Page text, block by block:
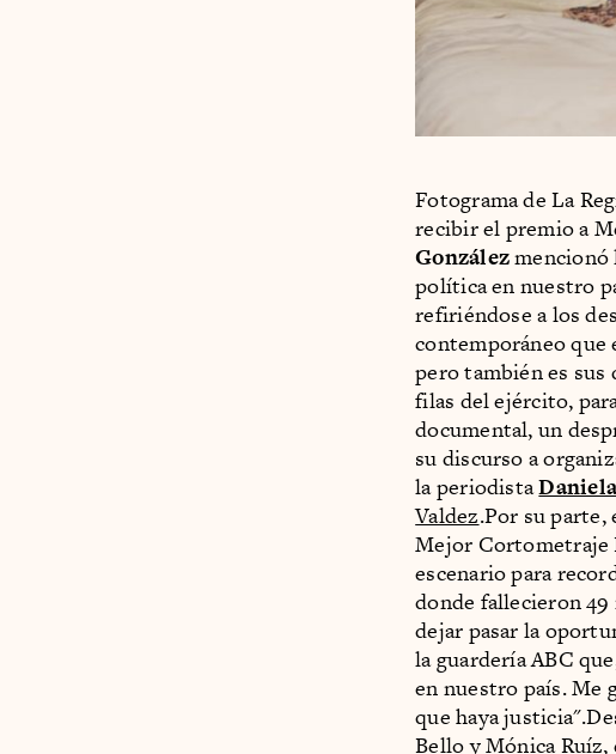
Fotograma de La
recibir el premio a
Gonzálezmencionó
política en nuestro
refiriéndose a los
contemporáneo que
pero también es sus
filas del ejército,
documental, un
su discurso a
la periodista
Valdez.Por su
Mejor Cortometraje
escenario para
donde fallecieron
dejar pasar la
la guardería ABC
en nuestro país. Me
que haya
Bello y Mónica